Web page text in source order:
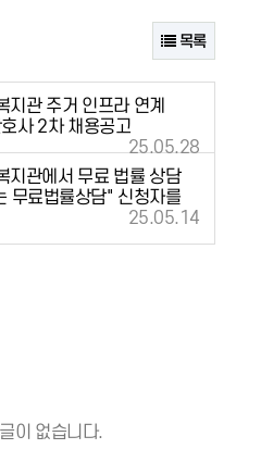
목록
지관 주거 인프라 연계
사 2차 채용공고
25.05.28
지관에서 무료 법률 상담
무료법률상담" 신청자를
25.05.14
이 없습니다.